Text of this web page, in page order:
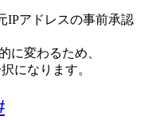
IPアドレスの事前承認
に変わるため、
になります。